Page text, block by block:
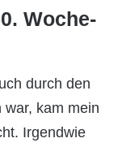
Woche-
durch den
kam mein
Irgendwie